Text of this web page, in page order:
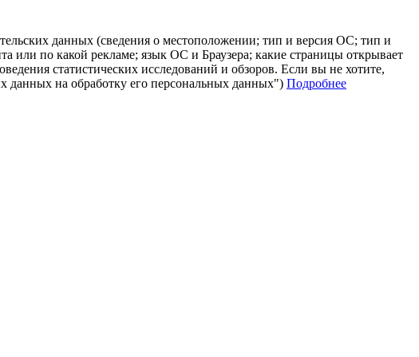
данных (сведения о местоположении; тип и версия ОС; тип и
или по какой рекламе; язык ОС и Браузера; какие страницы открывает
статистических исследований и обзоров. Если вы не хотите,
данных на обработку его персональных данных") Подробнее